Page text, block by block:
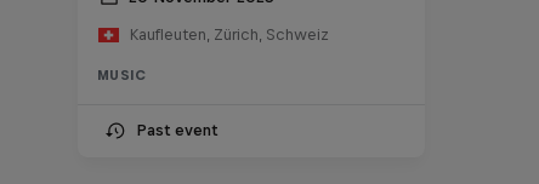
Kaufleuten, Zürich, Schweiz
MUSIC
Past event